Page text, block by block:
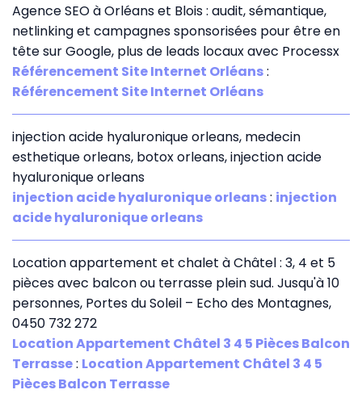
Agence SEO à Orléans et Blois : audit, sémantique,
netlinking et campagnes sponsorisées pour être en
tête sur Google, plus de leads locaux avec Processx
Référencement Site Internet Orléans:
Référencement Site Internet Orléans
injection acide hyaluronique orleans, medecin
esthetique orleans, botox orleans, injection acide
hyaluronique orleans
injection acide hyaluronique orleans: injection
acide hyaluronique orleans
Location appartement et chalet à Châtel : 3, 4 et 5
pièces avec balcon ou terrasse plein sud. Jusqu'à 10
personnes, Portes du Soleil – Echo des Montagnes,
0450 732 272
Location Appartement Châtel 3 4 5 Pièces Balcon
Terrasse: Location Appartement Châtel 3 4 5
Pièces Balcon Terrasse